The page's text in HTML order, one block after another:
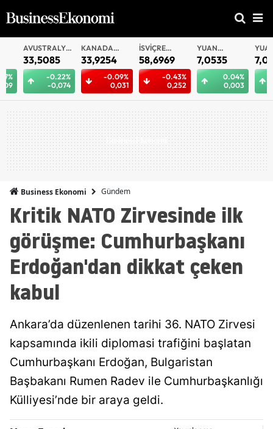
AVUSTRALYA
DOLARI
33,5085
-0.22%
-0,074
KANADA
DOLARI
33,9254
-0.09%
0,031
İSVIÇRE
FRANKI
58,6969
-0.43%
0,252
YUAN
OFFSHORE
7,0535
0.04%
0,003
YUAN
7,0532
Business Ekonomi Gündem
Kritik NATO Zirvesinde ilk
görüşme: Cumhurbaşkanı
Erdoğan'dan dikkat çeken
kabul
Ankara’da düzenlenen tarihi 36. NATO Zirvesi
kapsamında ikili diplomasi trafiğini başlatan
Cumhurbaşkanı Erdoğan, Bulgaristan
Başbakanı Rumen Radev ile Cumhurbaşkanlığı
Külliyesi’nde bir araya geldi.